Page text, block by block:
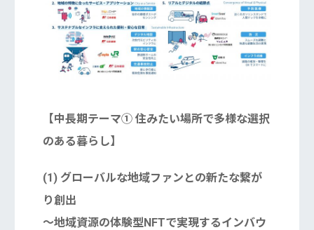
【中長期テーマ① 住みたい場所で多様な選択
のある暮らし】
(1) グローバルな地域ファンとの新たな繋が
り創出
〜地域資源の体験型NFTで実現するインバウ